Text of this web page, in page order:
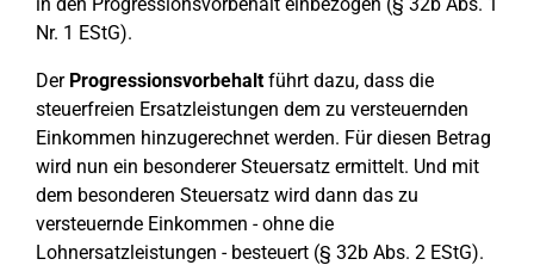
Nr. 1 EStG).
Der Progressionsvorbehaltführt dazu, dass die
steuerfreien Ersatzleistungen dem zu versteuernden
Einkommen hinzugerechnet werden. Für diesen Betrag
wird nun ein besonderer Steuersatz ermittelt. Und mit
dem besonderen Steuersatz wird dann das zu
versteuernde Einkommen - ohne die
Lohnersatzleistungen - besteuert (§ 32b Abs. 2 EStG).